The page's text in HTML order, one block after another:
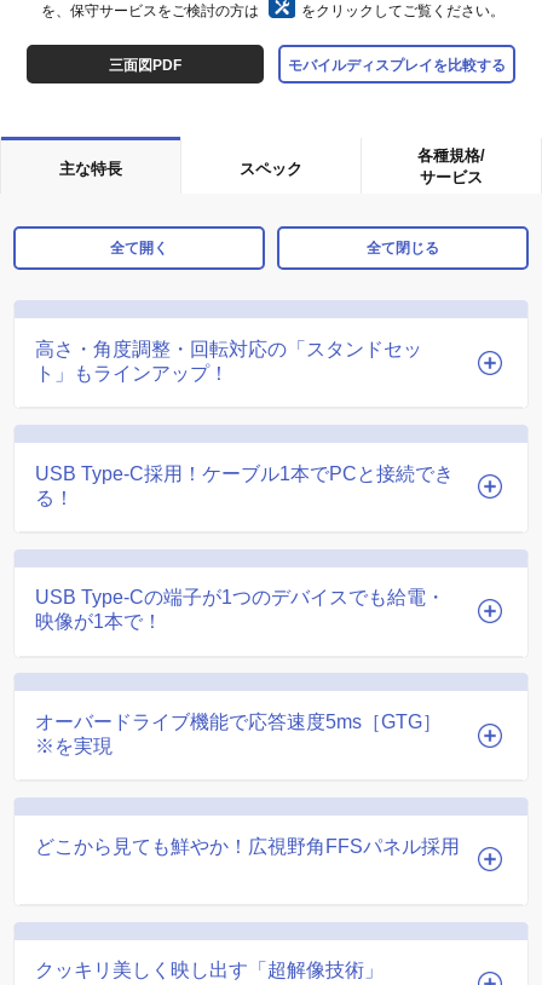
を、保守サービスをご検討の方は
をクリックしてご覧ください。
三面図PDF モバイルディスプレイを比較する
主な特長 スペック
各種規格/
サービス
全て開く 全て閉じる
高さ・角度調整・回転対応の「スタンドセッ
ト」もラインアップ！
USB Type-C採用！ケーブル1本でPCと接続でき
る！
USB Type-Cの端子が1つのデバイスでも給電・
映像が1本で！
オーバードライブ機能で応答速度5ms［GTG］
※を実現
どこから見ても鮮やか！広視野角FFSパネル採用
クッキリ美しく映し出す「超解像技術」